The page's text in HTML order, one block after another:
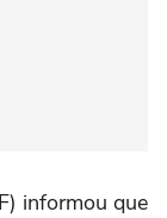
informou que